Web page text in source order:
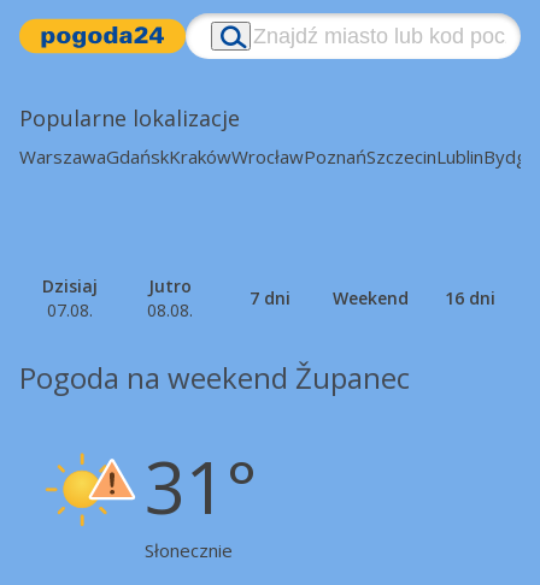
Popularne lokalizacje
WarszawaGdańskKrakówWrocławPoznańSzczecinLublin
Dzisiaj
07.08.
Jutro
08.08.
7 dni Weekend 16 dni
Pogoda na weekend Županec
31°
Słonecznie